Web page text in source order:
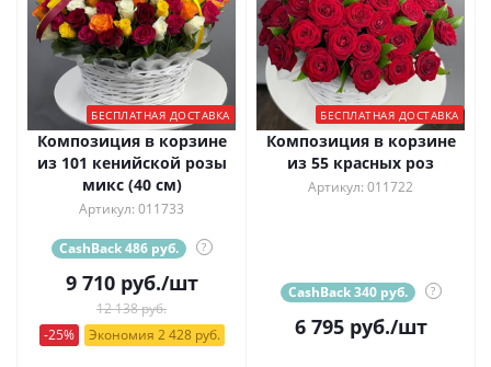
БЕСПЛАТНАЯ ДОСТАВКА
Композиция в корзине
из 101 кенийской розы
микс (40 см)
Артикул: 011733
CashBack 486 руб. ?
9 710руб./шт
12 138 руб.
-25%
Экономия 2 428 руб.
БЕСПЛАТНАЯ ДОСТАВКА
Композиция в корзине
из 55 красных роз
Артикул: 011722
CashBack 340 руб. ?
6 795руб./шт